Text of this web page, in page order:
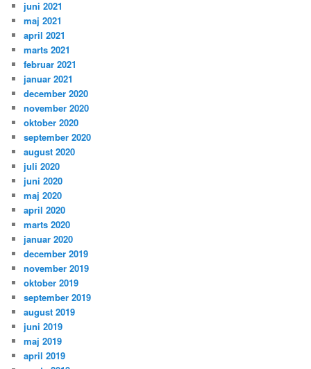
juni 2021
maj 2021
april 2021
marts 2021
februar 2021
januar 2021
december 2020
november 2020
oktober 2020
september 2020
august 2020
juli 2020
juni 2020
maj 2020
april 2020
marts 2020
januar 2020
december 2019
november 2019
oktober 2019
september 2019
august 2019
juni 2019
maj 2019
april 2019